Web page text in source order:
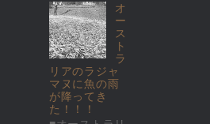
オ
ー
ス
ト
ラ
リアのラジャ
マヌに魚の雨
が降ってき
た！！！